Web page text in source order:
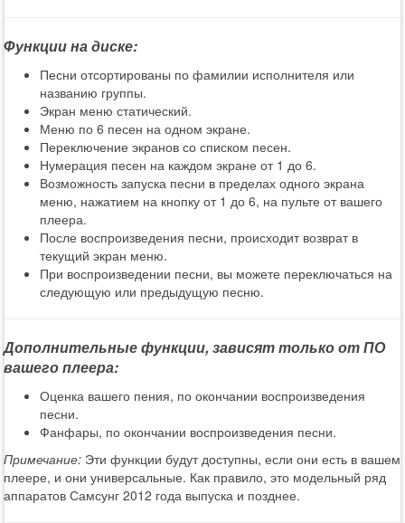
Функции на диске:
Песни отсортированы по фамилии исполнителя или
названию группы.
Экран меню статический.
Меню по 6 песен на одном экране.
Переключение экранов со списком песен.
Нумерация песен на каждом экране от 1 до 6.
Возможность запуска песни в пределах одного экрана
меню, нажатием на кнопку от 1 до 6, на пульте от вашего
плеера.
После воспроизведения песни, происходит возврат в
текущий экран меню.
При воспроизведении песни, вы можете переключаться на
следующую или предыдущую песню.
Дополнительные функции, зависят только от ПО
вашего плеера:
Оценка вашего пения, по окончании воспроизведения
песни.
Фанфары, по окончании воспроизведения песни.
Примечание: Эти функции будут доступны, если они есть в вашем
плеере, и они универсальные. Как правило, это модельный ряд
аппаратов Самсунг 2012 года выпуска и позднее.